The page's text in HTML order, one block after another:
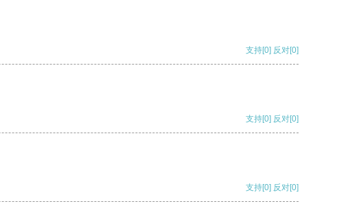
支持[0] 反对[0]
支持[0] 反对[0]
支持[0] 反对[0]